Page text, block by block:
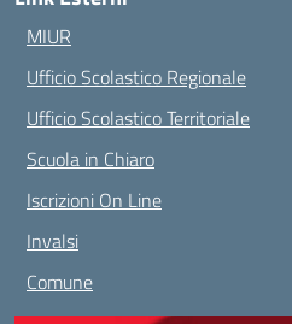
MIUR
Ufficio Scolastico Regionale
Ufficio Scolastico Territoriale
Scuola in Chiaro
Iscrizioni On Line
Invalsi
Comune